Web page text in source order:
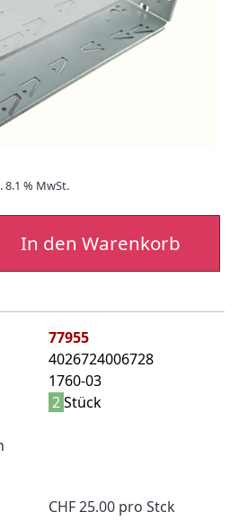
8.1 % MwSt.
In den Warenkorb
77955
4026724006728
1760-03
2Stück
CHF 25.00 pro Stck